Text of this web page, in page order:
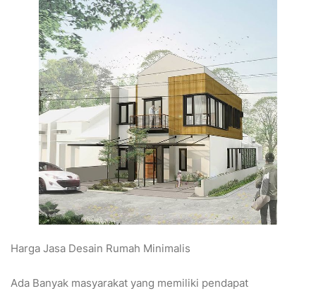
Harga Jasa Desain Rumah Minimalis
Ada Banyak masyarakat yang memiliki pendapat